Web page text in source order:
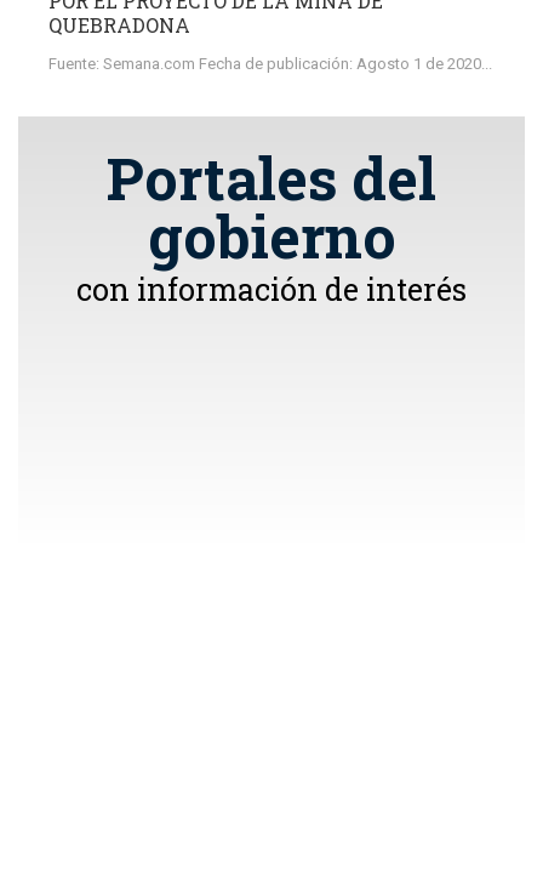
QUEBRADONA
Fuente: Semana.com Fecha de publicación: Agosto 1 de 2020...
Portales del
gobierno
con información de interés